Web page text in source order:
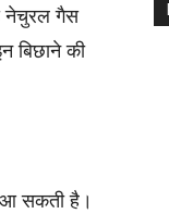
नेचुरल गैस
बिछाने की
आ सकती है।